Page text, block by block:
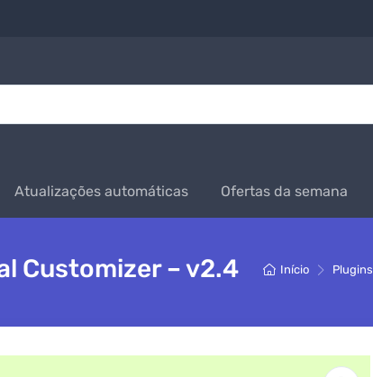
Atualizações automáticas Ofertas da semana
Início Plugins
Customizer – v2.4